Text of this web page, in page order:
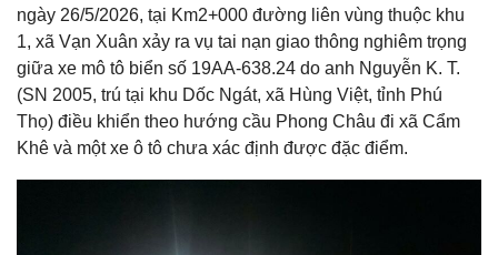
ngày 26/5/2026, tại Km2+000 đường liên vùng thuộc khu
1, xã Vạn Xuân xảy ra vụ tai nạn giao thông nghiêm trọng
giữa xe mô tô biển số 19AA-638.24 do anh Nguyễn K. T.
(SN 2005, trú tại khu Dốc Ngát, xã Hùng Việt, tỉnh Phú
Thọ) điều khiển theo hướng cầu Phong Châu đi xã Cẩm
Khê và một xe ô tô chưa xác định được đặc điểm.